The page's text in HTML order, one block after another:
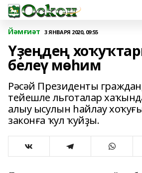
Йәмғиәт 3 ЯНВАРЯ 2020, 09:55
Үҙеңдең
белеү мөһим
Рәсәй Президенты
тейешле льготалар
алыу ысулын һайлау
законға ҡул ҡуйҙы.